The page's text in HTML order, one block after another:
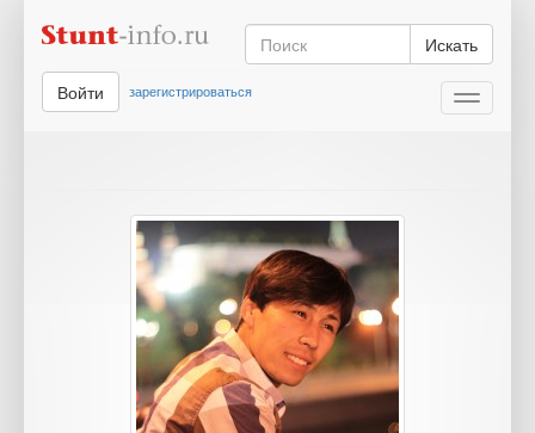
Искать
Toggle
Войти зарегистрироваться